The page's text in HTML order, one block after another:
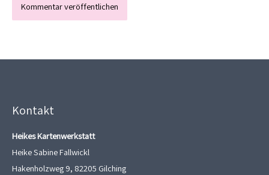
Kontakt
Heikes Kartenwerkstatt
Heike Sabine Fallwickl
Hakenholzweg 9, 82205 Gilching